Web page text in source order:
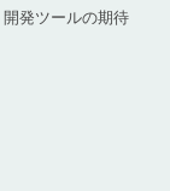
発ツールの期待